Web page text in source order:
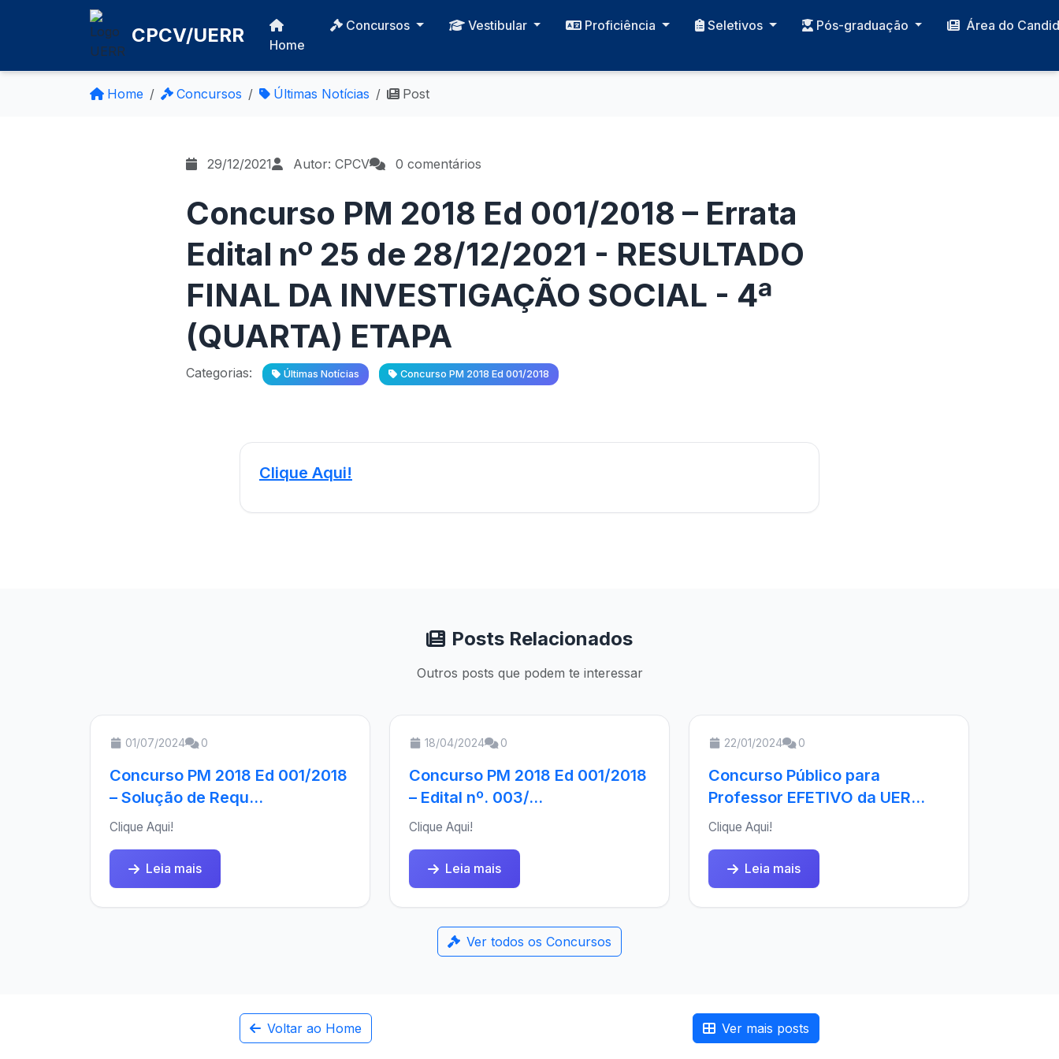
CPCV/UERR Home
Concursos Vestibular Proficiência Seletivos Pós-graduação Área do
Home Concursos Últimas Notícias Post
29/12/2021 Autor: CPCV 0 comentários
Concurso PM 2018 Ed 001/2018 – Errata
Edital nº 25 de 28/12/2021 - RESULTADO
FINAL DA INVESTIGAÇÃO SOCIAL - 4ª
(QUARTA) ETAPA
Categorias: Últimas Notícias Concurso PM 2018 Ed 001/2018
Clique Aqui!
Posts Relacionados
Outros posts que podem te interessar
01/07/2024 0
Concurso PM 2018 Ed 001/2018
– Solução de Requ...
Clique Aqui!
Leia mais
18/04/2024 0
Concurso PM 2018 Ed 001/2018
– Edital nº. 003/...
Clique Aqui!
Leia mais
22/01/2024 0
Concurso Público para
Professor EFETIVO da UER...
Clique Aqui!
Leia mais
Ver todos os Concursos
Voltar ao Home Ver mais posts